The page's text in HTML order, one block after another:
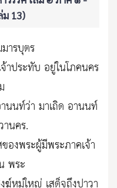
ม 13)
ารบุตร
ประทับ อยู่ในโภคนคร
นท์ว่า มาเถิด อานนท์
านคร.
งพระผู้มีพระภาคเจ้า
พระ